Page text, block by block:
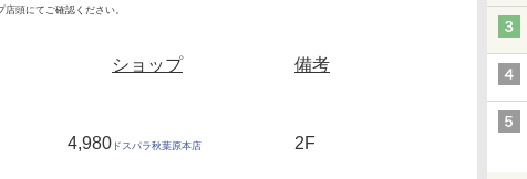
頭にてご確認ください。
ショップ
備考
4,980 ドスパラ秋葉原本店 2F